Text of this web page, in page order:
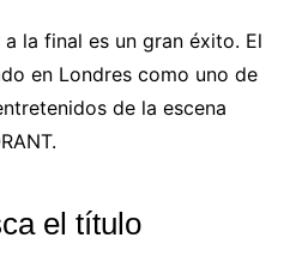
a la final es un gran éxito. El
en Londres como uno de
de la escena
el título